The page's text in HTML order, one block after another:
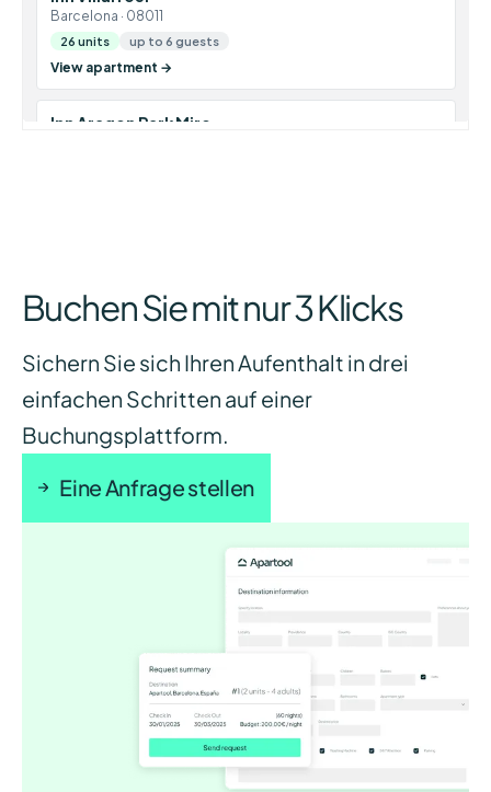
Buchen Sie mit nur 3 Klicks
Sichern Sie sich Ihren Aufenthalt in drei
einfachen Schritten auf einer
Buchungsplattform.
Eine Anfrage stellen